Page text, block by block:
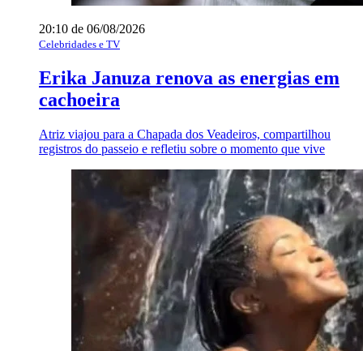
20:10 de 06/08/2026
Celebridades e TV
Erika Januza renova as energias em
cachoeira
Atriz viajou para a Chapada dos Veadeiros, compartilhou
registros do passeio e refletiu sobre o momento que vive